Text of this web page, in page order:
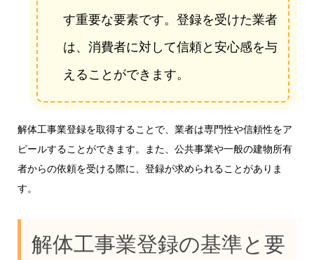
す重要な要素です。登録を受けた業者
は、消費者に対して信頼と安心感を与
えることができます。
解体工事業登録を取得することで、業者は専門性や信頼性をア
ピールすることができます。また、公共事業や一般の建物所有
者からの依頼を受ける際に、登録が求められることがありま
す。
解体工事業登録の基準と要